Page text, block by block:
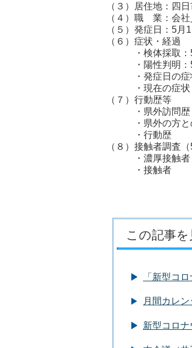
（３）居住地：四
（４）職 業
（５）発症日：5月
（６）症状・経過
・検体採取：5
・陽性判明：5
・発症日の症状
・現在の症状：
（７）行動歴等
・県外訪問
・県外の方と
・行動歴 県
（８）接触者調査
・濃厚接触者
・接触者
この記事
「新型コ
月間カレン
新型コロ